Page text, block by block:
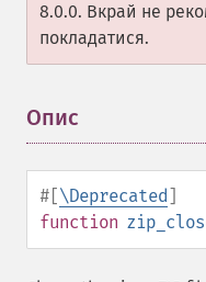
8.0.0. Вкрай не
покладатися.
Опис
#[\Deprecated]
function